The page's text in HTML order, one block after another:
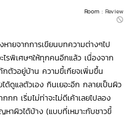
Room : Review
ายจากการเขียนบทความต่างๆไป
รพิเศษๆให้ทุกคนอีกแล้ว เนื่องจาก
กตัวอยู่บ้าน ความขี้เกียจเพิ่มขึ้น
ดูแลตัวเอง กินเยอะอีก กลายเป็นผิว
เริ่มไม่ท่าจะไม่ดีเค้าเลยไปลอง
หาผิวได้บ้าง (แบบที่เหมาะกับชาวขี้